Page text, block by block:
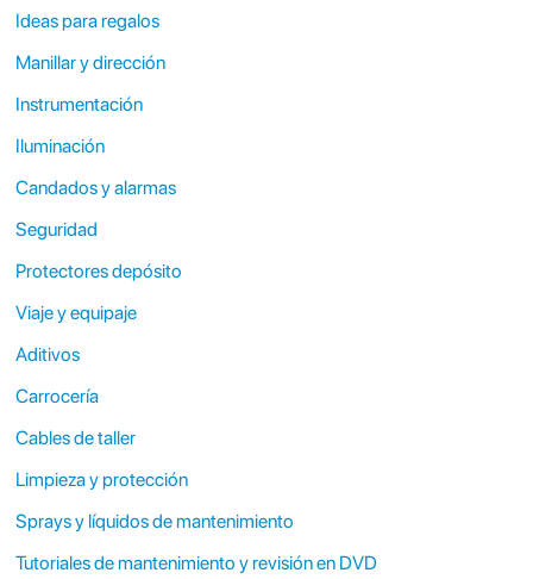
Ideas para regalos
Manillar y dirección
Instrumentación
Iluminación
Candados y alarmas
Seguridad
Protectores depósito
Viaje y equipaje
Aditivos
Carrocería
Cables de taller
Limpieza y protección
Sprays y líquidos de mantenimiento
Tutoriales de mantenimiento y revisión en DVD